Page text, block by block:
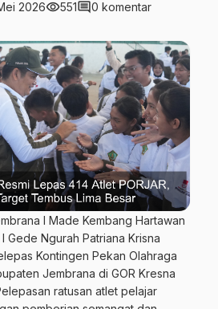
2026visibility551comment0 komentar
I Made Kembang Hartawan
Gede Ngurah Patriana Krisna
Kontingen Pekan Olahraga
Jembrana di GOR Kresna
ratusan atlet pelajar